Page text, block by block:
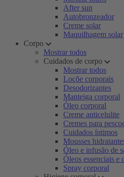
After sun
Autobronzeador
Creme solar
Maquilhagem solar
Corpo
Mostrar todos
Cuidados de corpo
Mostrar todos
Loçõe corporais
Desodorizantes
Manteiga corporal
Óleo corporal
Creme anticelulite
Cremes para
Cuidados íntimos
Mousses
Óleo e infusão de
Óleos essenciais e
Spray corporal